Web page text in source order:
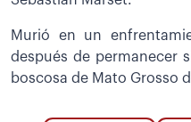
Murió en un
después de permanecer
boscosa de Mato Grosso